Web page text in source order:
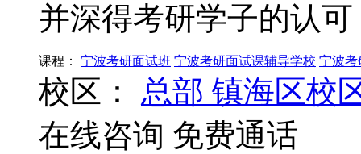
并深得考研学子的认可
课程： 宁波考研面试班 宁波考研面试课辅导学校 宁波考
校区： 总部 镇海区校
在线咨询 免费通话